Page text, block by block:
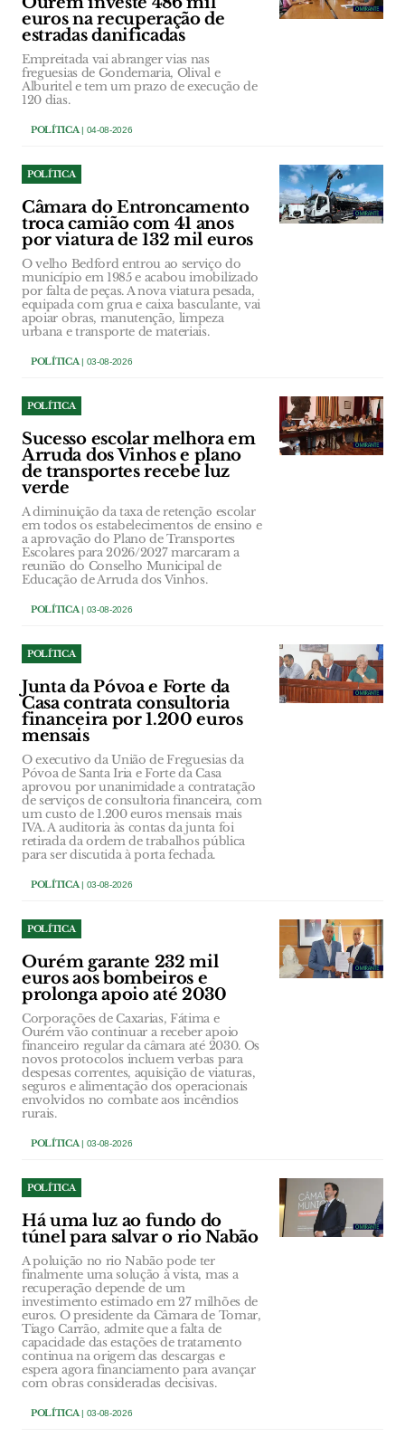
euros na recuperação de
estradas danificadas
Empreitada vai abranger vias nas
freguesias de Gondemaria, Olival e
Alburitel e tem um prazo de execução de
120 dias.
POLÍTICA| 04-08-2026
POLÍTICA
Câmara do Entroncamento
troca camião com 41 anos
por viatura de 132 mil euros
O velho Bedford entrou ao serviço do
município em 1985 e acabou imobilizado
por falta de peças. A nova viatura pesada,
equipada com grua e caixa basculante, vai
apoiar obras, manutenção, limpeza
urbana e transporte de materiais.
POLÍTICA| 03-08-2026
POLÍTICA
Sucesso escolar melhora em
Arruda dos Vinhos e plano
de transportes recebe luz
verde
A diminuição da taxa de retenção escolar
em todos os estabelecimentos de ensino e
a aprovação do Plano de Transportes
Escolares para 2026/2027 marcaram a
reunião do Conselho Municipal de
Educação de Arruda dos Vinhos.
POLÍTICA| 03-08-2026
POLÍTICA
Junta da Póvoa e Forte da
Casa contrata consultoria
financeira por 1.200 euros
mensais
O executivo da União de Freguesias da
Póvoa de Santa Iria e Forte da Casa
aprovou por unanimidade a contratação
de serviços de consultoria financeira, com
um custo de 1.200 euros mensais mais
IVA. A auditoria às contas da junta foi
retirada da ordem de trabalhos pública
para ser discutida à porta fechada.
POLÍTICA| 03-08-2026
POLÍTICA
Ourém garante 232 mil
euros aos bombeiros e
prolonga apoio até 2030
Corporações de Caxarias, Fátima e
Ourém vão continuar a receber apoio
financeiro regular da câmara até 2030. Os
novos protocolos incluem verbas para
despesas correntes, aquisição de viaturas,
seguros e alimentação dos operacionais
envolvidos no combate aos incêndios
rurais.
POLÍTICA| 03-08-2026
POLÍTICA
Há uma luz ao fundo do
túnel para salvar o rio Nabão
A poluição no rio Nabão pode ter
finalmente uma solução à vista, mas a
recuperação depende de um
investimento estimado em 27 milhões de
euros. O presidente da Câmara de Tomar,
Tiago Carrão, admite que a falta de
capacidade das estações de tratamento
continua na origem das descargas e
espera agora financiamento para avançar
com obras consideradas decisivas.
POLÍTICA| 03-08-2026